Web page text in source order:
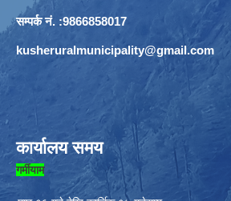
सम्पर्क नं. :9866858017
kusheruralmunicipality@gmail.com
कार्यालय समय
गर्मीयाम